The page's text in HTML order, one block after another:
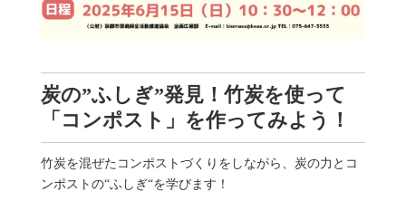
炭の”ふしぎ”発見！竹炭を使って
「コンポスト」を作ってみよう！
竹炭を混ぜたコンポストづくりをしながら、炭の力とコ
ンポストの“ふしぎ“を学びます！